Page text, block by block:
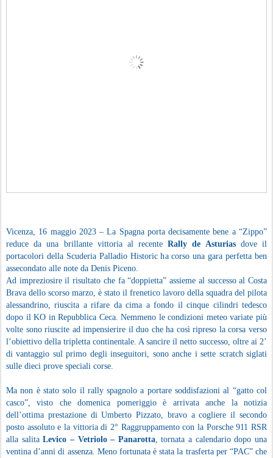
Vicenza, 16 maggio 2023 – La Spagna porta decisamente bene a “Zippo”
reduce da una brillante vittoria al recenteRally de Asturiasdove il
portacolori della Scuderia Palladio Historic ha corso una gara perfetta ben
assecondato alle note da Denis Piceno.
Ad impreziosire il risultato che fa “doppietta” assieme al successo al Costa
Brava dello scorso marzo, è stato il frenetico lavoro della squadra del pilota
alessandrino, riuscita a rifare da cima a fondo il cinque cilindri tedesco
dopo il KO in Repubblica Ceca. Nemmeno le condizioni meteo variate più
volte sono riuscite ad impensierire il duo che ha così ripreso la corsa verso
l’obiettivo della tripletta continentale. A sancire il netto successo, oltre ai 2’
di vantaggio sul primo degli inseguitori, sono anche i sette scratch siglati
sulle dieci prove speciali corse.
Ma non è stato solo il rally spagnolo a portare soddisfazioni al “gatto col
casco”, visto che domenica pomeriggio è arrivata anche la notizia
dell’ottima prestazione di Umberto Pizzato, bravo a cogliere il secondo
posto assoluto e la vittoria di 2° Raggruppamento con la Porsche 911 RSR
alla salitaLevico – Vetriolo – Panarotta, tornata a calendario dopo una
ventina d’anni di assenza. Meno fortunata è stata la trasferta per “PAC” che